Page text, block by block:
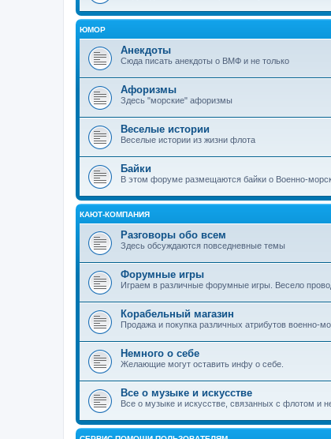
ЮМОР
Анекдоты
Сюда писать анекдоты о ВМФ и не только
Афоризмы
Здесь "морские" афоризмы
Веселые истории
Веселые истории из жизни флота
Байки
В этом форуме размещаются байки о Военно-
КАЮТ-КОМПАНИЯ
Разговоры обо всем
Здесь обсуждаются повседневные темы
Форумные игры
Играем в различные форумные игры. Весело
Корабельный магазин
Продажа и покупка различных атрибутов военно-
Немного о себе
Желающие могут оставить инфу о себе.
Все о музыке и искусстве
Все о музыке и искусстве, связанных с флотом и